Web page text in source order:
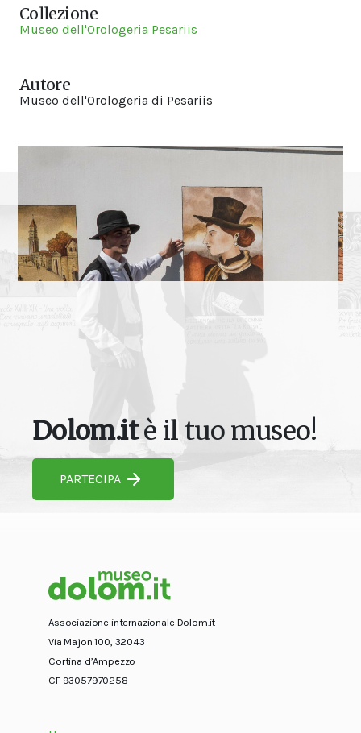
Collezione
Museo dell'Orologeria Pesariis
Autore
Museo dell'Orologeria di Pesariis
Dolom.itè il tuo museo!
PARTECIPA
Associazione internazionale Dolom.it
Via Majon 100, 32043
Cortina d’Ampezzo
CF 93057970258